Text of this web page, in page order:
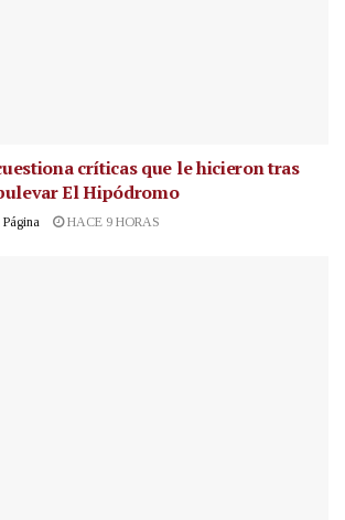
críticas que le hicieron tras
El Hipódromo
HACE 9 HORAS